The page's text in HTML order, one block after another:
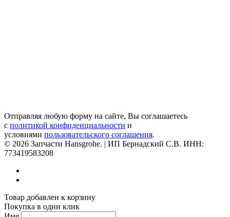
Отправляя любую форму на сайте, Вы соглашаетесь
с политикой конфиденциальности и
условиями пользовательского соглашения.
© 2026 Запчасти Hansgrohe. | ИП Бернадский С.В. ИНН:
773419583208
Товар добавлен к корзину
Покупка в один клик